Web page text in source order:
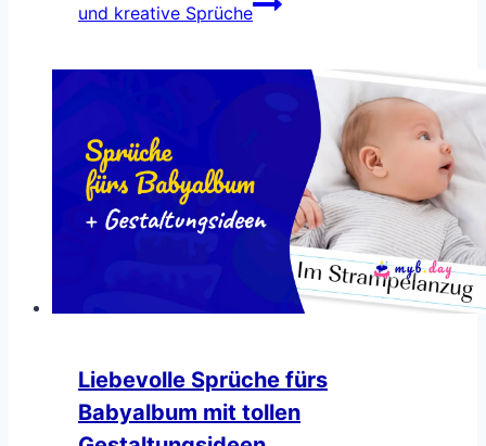
und kreative Sprüche
Liebevolle Sprüche fürs
Babyalbum mit tollen